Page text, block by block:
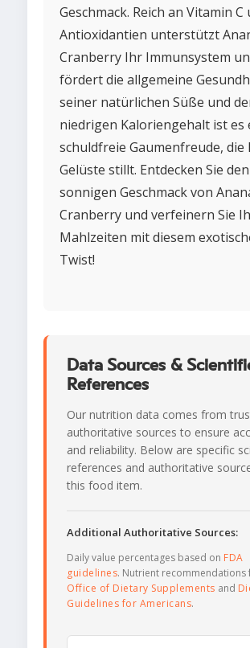
Geschmack. Reich an Vitamin C
Antioxidantien unterstützt
Cranberry Ihr Immunsystem
fördert die allgemeine
seiner natürlichen Süße und
niedrigen Kaloriengehalt ist es
schuldfreie Gaumenfreude, die
Gelüste stillt. Entdecken Sie den
sonnigen Geschmack von
Cranberry und verfeinern Sie
Mahlzeiten mit diesem
Twist!
Data Sources &
References
Our nutrition data comes from
authoritative sources to ensure
and reliability. Below are specific
references and authoritative
this food item.
Additional Authoritative Sources:
Daily value percentages based on FDA
guidelines. Nutrient recommendations
Office of Dietary Supplements and
Guidelines for Americans.